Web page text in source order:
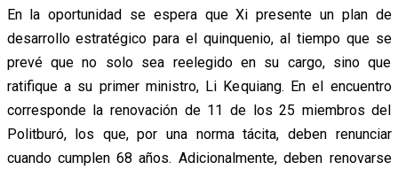
En la oportunidad se espera que Xi presente un plan de
desarrollo estratégico para el quinquenio, al tiempo que se
prevé que no solo sea reelegido en su cargo, sino que
ratifique a su primer ministro, Li Kequiang. En el encuentro
corresponde la renovación de 11 de los 25 miembros del
Politburó, los que, por una norma tácita, deben renunciar
cuando cumplen 68 años. Adicionalmente, deben renovarse